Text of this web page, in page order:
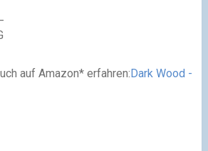
auf Amazon* erfahren:Dark Wood -